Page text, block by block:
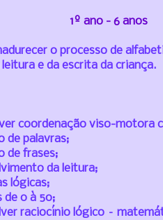
1º ano - 6 anos
o processo de
e da escrita da criança.
coordenação viso-motora
de palavras;
de frases;
da leitura;
lógicas;
de 0 à 50;
raciocínio lógico –